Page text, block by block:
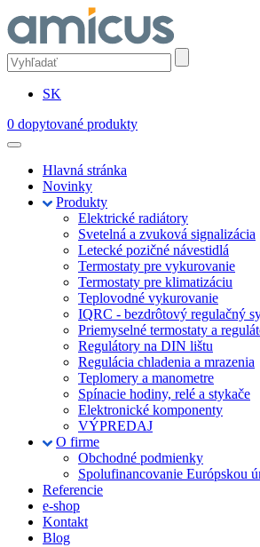
SK
0 dopytované produkty
Hlavná stránka
Novinky
Produkty
Elektrické radiátory
Svetelná a zvuková signalizácia
Letecké pozičné návestidlá
Termostaty pre vykurovanie
Termostaty pre klimatizáciu
Teplovodné vykurovanie
IQRC - bezdrôtový regulačný
Priemyselné termostaty a
Regulátory na DIN lištu
Regulácia chladenia a mrazenia
Teplomery a manometre
Spínacie hodiny, relé a stykače
Elektronické komponenty
VÝPREDAJ
O firme
Obchodné podmienky
Spolufinancovanie Európskou
Referencie
e-shop
Kontakt
Blog